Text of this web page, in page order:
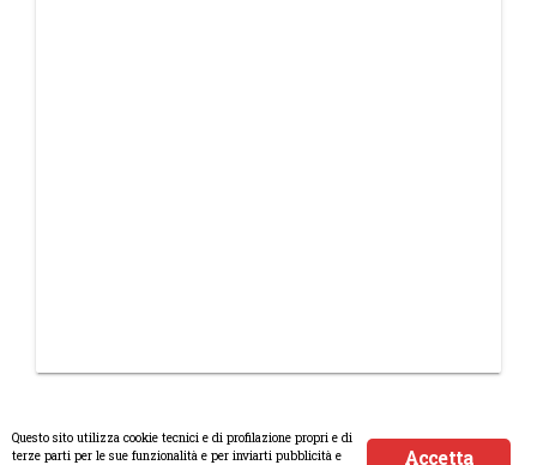
Accetta
Questo sito utilizza cookie tecnici e di profilazione propri e di
terze parti per le sue funzionalità e per inviarti pubblicità e